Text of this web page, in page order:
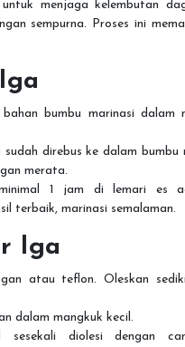
menjaga kelembutan
sempurna. Proses ini
bumbu marinasi dalam
sudah direbus ke dalam bumbu
merata.
1 jam di lemari es
terbaik, marinasi semalaman.
Iga
atau teflon. Oleskan
dalam mangkuk kecil.
sesekali diolesi dengan